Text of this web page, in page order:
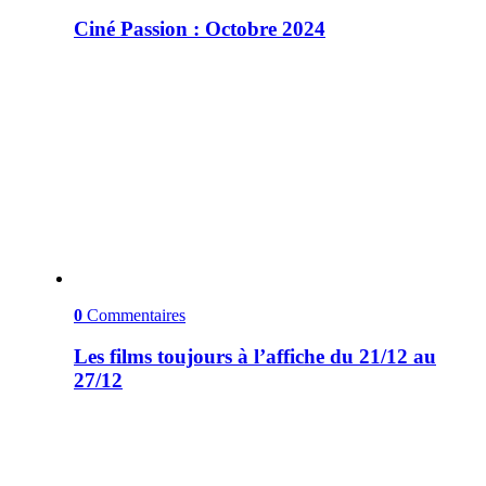
Ciné Passion : Octobre 2024
0 Commentaires
Les films toujours à l’affiche du 21/12 au
27/12